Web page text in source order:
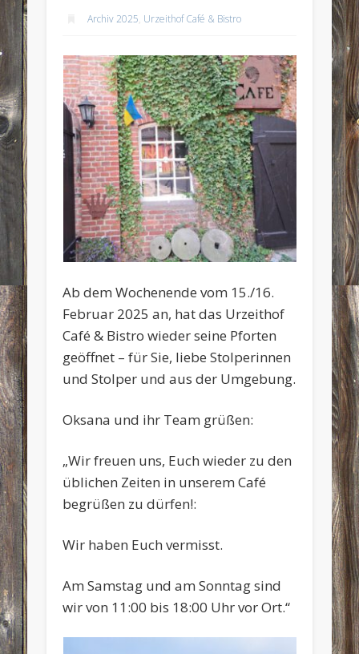
Archiv 2025, Urzeithof Café & Bistro
Ab dem Wochenende vom 15./16.
Februar 2025 an, hat das Urzeithof
Café & Bistro wieder seine Pforten
geöffnet – für Sie, liebe Stolperinnen
und Stolper und aus der Umgebung.
Oksana und ihr Team grüßen:
„Wir freuen uns, Euch wieder zu den
üblichen Zeiten in unserem Café
begrüßen zu dürfen!:
Wir haben Euch vermisst.
Am Samstag und am Sonntag sind
wir von 11:00 bis 18:00 Uhr vor Ort.“